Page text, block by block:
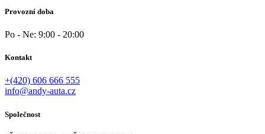
Provozní doba
Po - Ne: 9:00 - 20:00
Kontakt
+(420) 606 666 555
info@andy-auta.cz
Společnost